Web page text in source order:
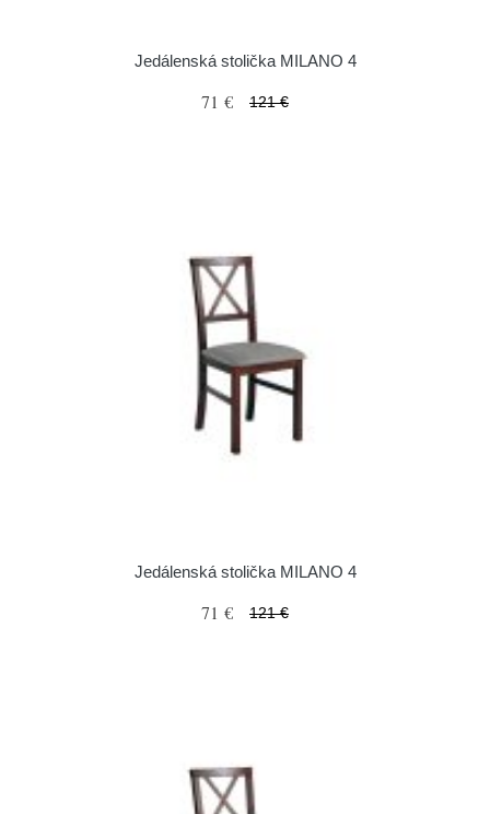
Jedálenská stolička MILANO 4
71 € 121 €
Jedálenská stolička MILANO 4
71 € 121 €